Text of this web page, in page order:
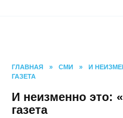
ГЛАВНАЯ » СМИ
И
ГАЗЕТА
И неизменно
твоя газета